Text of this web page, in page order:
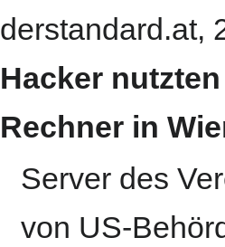
derstandard.at,
Hacker
Rechner in
Server des
von US-